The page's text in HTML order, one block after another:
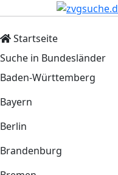
Startseite
Suche in Bundesländer
Baden-Württemberg
Bayern
Berlin
Brandenburg